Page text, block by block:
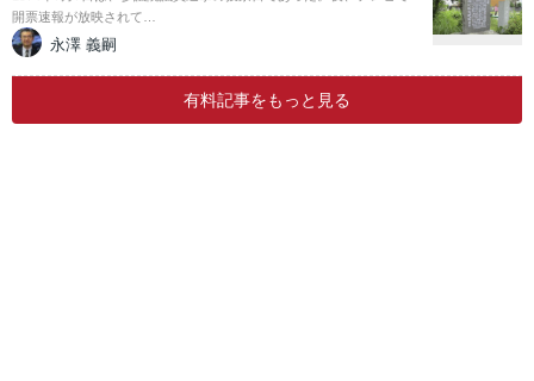
開票速報が放映されて…
永澤 義嗣
有料記事をもっと見る